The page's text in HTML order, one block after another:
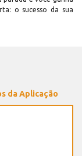
o sucesso da sua
da Aplicação